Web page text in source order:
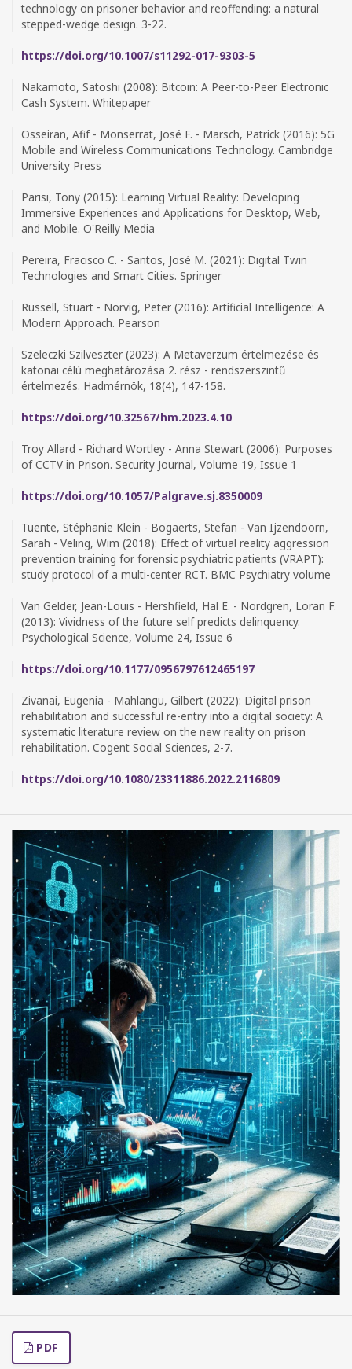
technology on prisoner behavior and reoffending: a natural
stepped-wedge design. 3-22.
https://doi.org/10.1007/s11292-017-9303-5
Nakamoto, Satoshi (2008): Bitcoin: A Peer-to-Peer Electronic
Cash System. Whitepaper
Osseiran, Afif - Monserrat, José F. - Marsch, Patrick (2016): 5G
Mobile and Wireless Communications Technology. Cambridge
University Press
Parisi, Tony (2015): Learning Virtual Reality: Developing
Immersive Experiences and Applications for Desktop, Web,
and Mobile. O'Reilly Media
Pereira, Fracisco C. - Santos, José M. (2021): Digital Twin
Technologies and Smart Cities. Springer
Russell, Stuart - Norvig, Peter (2016): Artificial Intelligence: A
Modern Approach. Pearson
Szeleczki Szilveszter (2023): A Metaverzum értelmezése és
katonai célú meghatározása 2. rész - rendszerszintű
értelmezés. Hadmérnök, 18(4), 147-158.
https://doi.org/10.32567/hm.2023.4.10
Troy Allard - Richard Wortley - Anna Stewart (2006): Purposes
of CCTV in Prison. Security Journal, Volume 19, Issue 1
https://doi.org/10.1057/Palgrave.sj.8350009
Tuente, Stéphanie Klein - Bogaerts, Stefan - Van Ijzendoorn,
Sarah - Veling, Wim (2018): Effect of virtual reality aggression
prevention training for forensic psychiatric patients (VRAPT):
study protocol of a multi-center RCT. BMC Psychiatry volume
Van Gelder, Jean-Louis - Hershfield, Hal E. - Nordgren, Loran F.
(2013): Vividness of the future self predicts delinquency.
Psychological Science, Volume 24, Issue 6
https://doi.org/10.1177/0956797612465197
Zivanai, Eugenia - Mahlangu, Gilbert (2022): Digital prison
rehabilitation and successful re-entry into a digital society: A
systematic literature review on the new reality on prison
rehabilitation. Cogent Social Sciences, 2-7.
https://doi.org/10.1080/23311886.2022.2116809
PDF